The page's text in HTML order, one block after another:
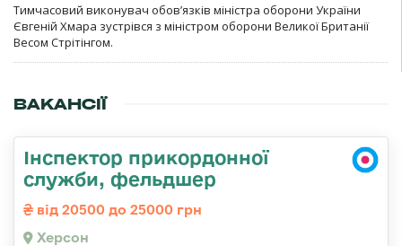
Тимчасовий виконувач обов’язків міністра оборони України
Євгеній Хмара зустрівся з міністром оборони Великої Британії
Весом Стрітінгом.
ВАКАНСІЇ
Інспектор прикордонної
служби, фельдшер
від 20500 до 25000 грн
Херсон